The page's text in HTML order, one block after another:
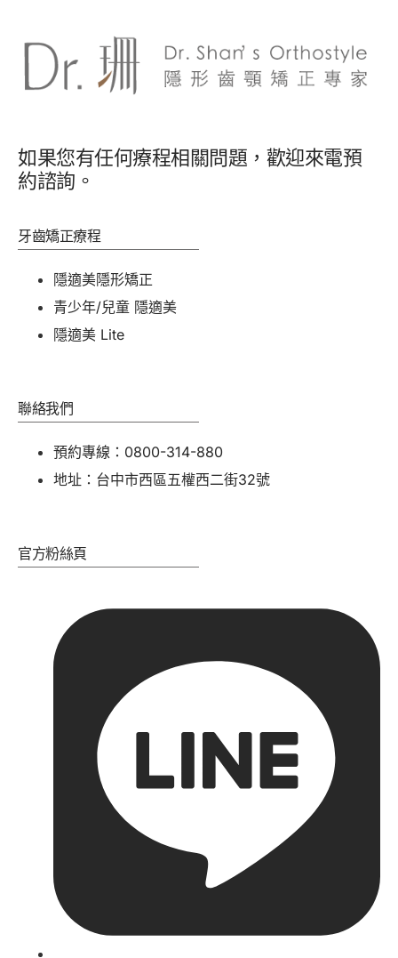
如果您有任何療程相關問題，歡迎來電預
約諮詢。
牙齒矯正療程
隱適美隱形矯正
青少年/兒童 隱適美
隱適美 Lite
聯絡我們
預約專線：0800-314-880
地址：台中市西區五權西二街32號
官方粉絲頁